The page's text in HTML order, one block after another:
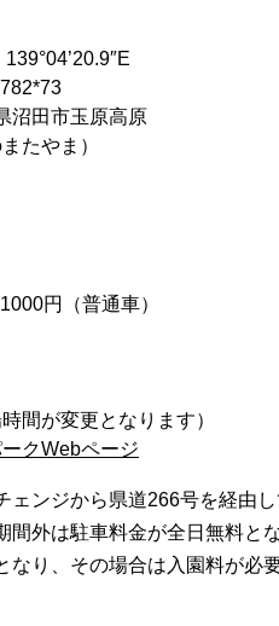
沼田市玉原高原
たやま）
円（普通車）
間が変更となります）
クWebページ
ェンジから県道266号を経由
間外は駐車料金が全日無料と
り、その場合は入園料が必